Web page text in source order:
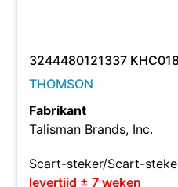
3244480121337
THOMSON
Fabrikant
Talisman Brands, Inc.
Scart-steker/Scart-
levertijd ± 7 weken